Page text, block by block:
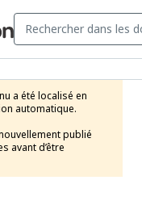
a été localisé en
automatique.
publié
avant d’être